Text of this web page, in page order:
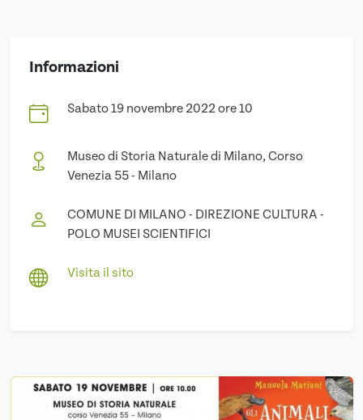
Informazioni
Sabato 19 novembre 2022 ore 10
Museo di Storia Naturale di Milano, Corso
Venezia 55 - Milano
COMUNE DI MILANO - DIREZIONE CULTURA -
POLO MUSEI SCIENTIFICI
Visita il sito